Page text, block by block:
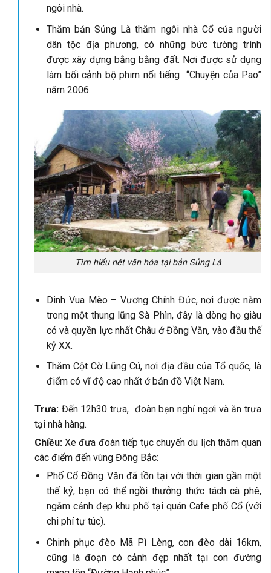
ngôi nhà.
Thăm bản Sủng Là thăm ngôi nhà Cổ của người
dân tộc địa phương, có những bức tường trình
được xây dựng bằng bằng đất. Nơi được sử dụng
làm bối cảnh bộ phim nổi tiếng “Chuyện của Pao”
năm 2006.
Tìm hiểu nét văn hóa tại bản Sủng Là
Dinh Vua Mèo – Vương Chính Đức, nơi được nằm
trong một thung lũng Sà Phìn, đây là dòng họ giàu
có và quyền lực nhất Châu ở Đồng Văn, vào đầu thế
kỷ XX.
Thăm Cột Cờ Lũng Cú, nơi địa đầu của Tổ quốc, là
điểm có vĩ độ cao nhất ở bản đồ Việt Nam.
Trưa: Đến 12h30 trưa, đoàn bạn nghỉ ngơi và ăn trưa
tại nhà hàng.
Chiều: Xe đưa đoàn tiếp tục chuyến du lịch thăm quan
các điểm đến vùng Đông Bắc:
Phố Cổ Đồng Văn đã tồn tại với thời gian gần một
thế kỷ, bạn có thể ngồi thưởng thức tách cà phê,
ngắm cảnh đẹp khu phố tại quán Cafe phố Cổ (với
chi phí tự túc).
Chinh phục đèo Mã Pì Lèng, con đèo dài 16km,
cũng là đoạn có cảnh đẹp nhất tại con đường